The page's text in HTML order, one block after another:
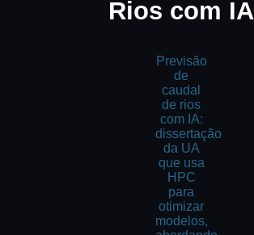
Rios com IA
Previsão
de
caudal
de rios
com IA:
dissertação
da UA
que usa
HPC
para
otimizar
modelos,